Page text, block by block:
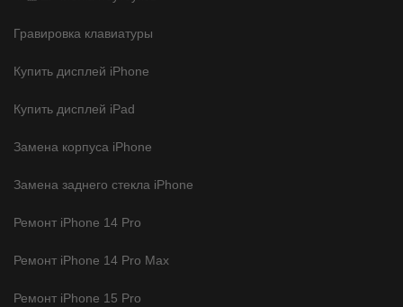
Гравировка клавиатуры
Купить дисплей iPhone
Купить дисплей iPad
Замена корпуса iPhone
Замена заднего стекла iPhone
Ремонт iPhone 14 Pro
Ремонт iPhone 14 Pro Max
Ремонт iPhone 15 Pro